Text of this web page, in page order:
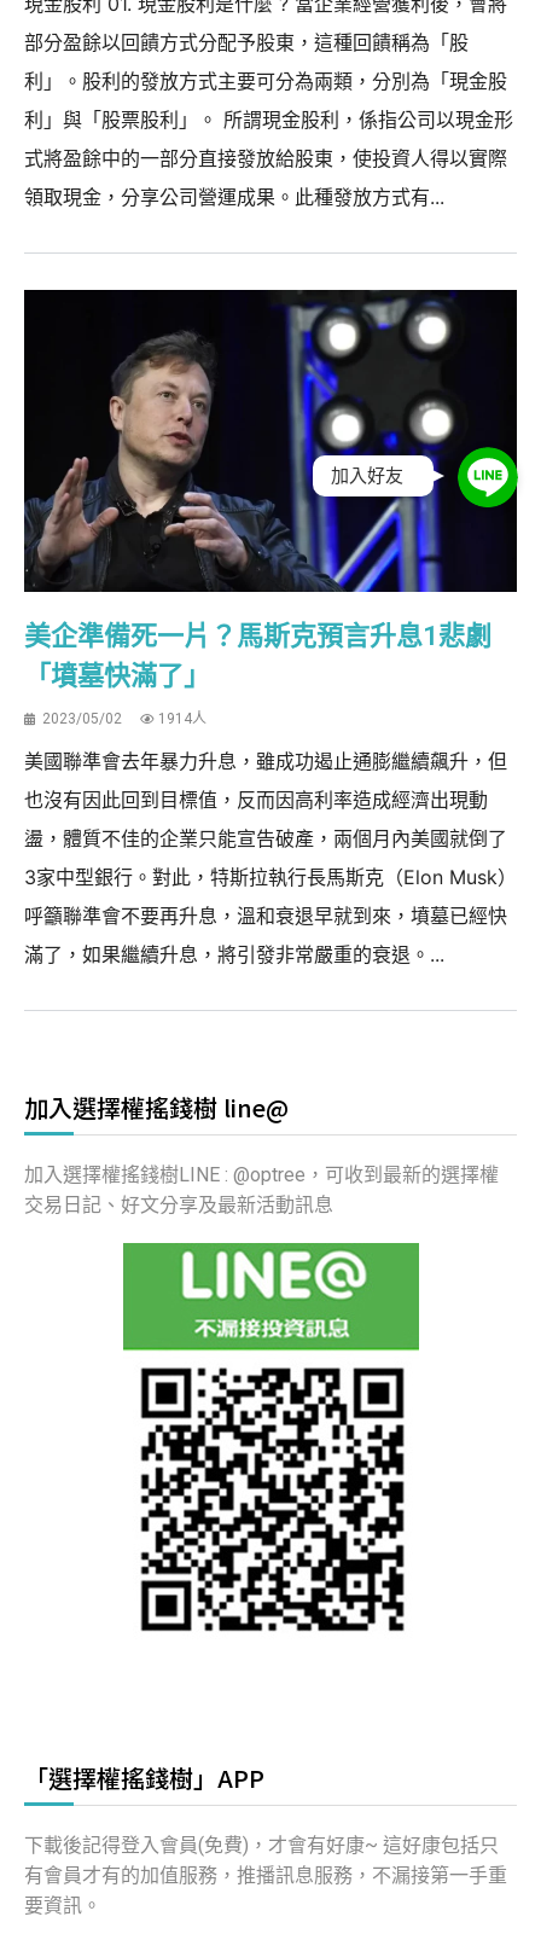
部分盈餘以回饋方式分配予股東，這種回饋稱為「股
利」。股利的發放方式主要可分為兩類，分別為「現金股
利」與「股票股利」。 所謂現金股利，係指公司以現金形
式將盈餘中的一部分直接發放給股東，使投資人得以實際
領取現金，分享公司營運成果。此種發放方式有...
美企準備死一片？馬斯克預言升息1悲劇
「墳墓快滿了」
2023/05/02 1914人
美國聯準會去年暴力升息，雖成功遏止通膨繼續飆升，但
也沒有因此回到目標值，反而因高利率造成經濟出現動
盪，體質不佳的企業只能宣告破產，兩個月內美國就倒了
3家中型銀行。對此，特斯拉執行長馬斯克（Elon Musk）
呼籲聯準會不要再升息，溫和衰退早就到來，墳墓已經快
滿了，如果繼續升息，將引發非常嚴重的衰退。...
加入選擇權搖錢樹 line@
加入選擇權搖錢樹LINE : @optree，可收到最新的選擇權
交易日記、好文分享及最新活動訊息
「選擇權搖錢樹」APP
下載後記得登入會員(免費)，才會有好康~ 這好康包括只
有會員才有的加值服務，推播訊息服務，不漏接第一手重
要資訊。
加入好友